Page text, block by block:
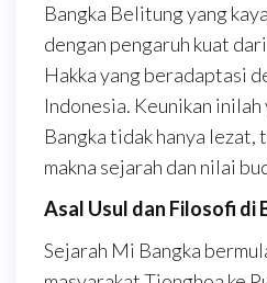
Bangka Belitung yang
dengan pengaruh kuat
Hakka yang beradaptasi
Indonesia. Keunikan
Bangka tidak hanya lezat,
makna sejarah dan nilai
Asal Usul dan Filosofi di
Sejarah Mi Bangka